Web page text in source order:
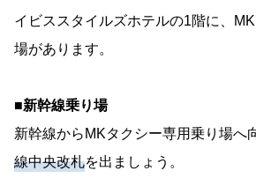
イビススタイルズホテルの1階に、
場があります。
■新幹線乗り場
新幹線からMKタクシー専用乗り場へ
線中央改札を出ましょう。